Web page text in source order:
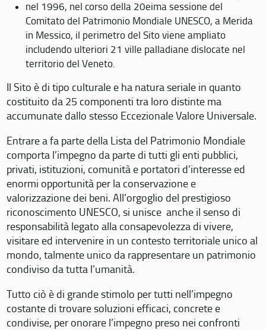
nel 1996, nel corso della 20eima sessione del
Comitato del Patrimonio Mondiale UNESCO, a Merida
in Messico, il perimetro del Sito viene ampliato
includendo ulteriori 21 ville palladiane dislocate nel
territorio del Veneto.
Il Sito è di tipo culturale e ha natura seriale in quanto
costituito da 25 componenti tra loro distinte ma
accumunate dallo stesso Eccezionale Valore Universale.
Entrare a fa parte della Lista del Patrimonio Mondiale
comporta l’impegno da parte di tutti gli enti pubblici,
privati, istituzioni, comunità e portatori d’interesse ed
enormi opportunità per la conservazione e
valorizzazione dei beni. All’orgoglio del prestigioso
riconoscimento UNESCO, si unisce anche il senso di
responsabilità legato alla consapevolezza di vivere,
visitare ed intervenire in un contesto territoriale unico al
mondo, talmente unico da rappresentare un patrimonio
condiviso da tutta l’umanità.
Tutto ciò è di grande stimolo per tutti nell’impegno
costante di trovare soluzioni efficaci, concrete e
condivise, per onorare l’impegno preso nei confronti